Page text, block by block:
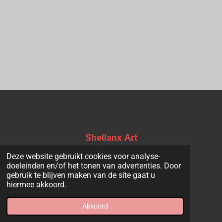
Deze website gebruikt cookies voor analyse-
doeleinden en/of het tonen van advertenties. Door
gebruik te blijven maken van de site gaat u
hiermee akkoord.
Akkoord
Shellanx Art
F
a
c
b
I
n
s
a
Y
o
u
u
Powered by